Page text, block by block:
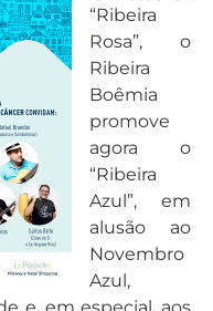
“Ribeira
Rosa”, o
Ribeira
Boêmia
promove
agora o
“Ribeira
Azul”, em
alusão ao
Novembro
Azul,